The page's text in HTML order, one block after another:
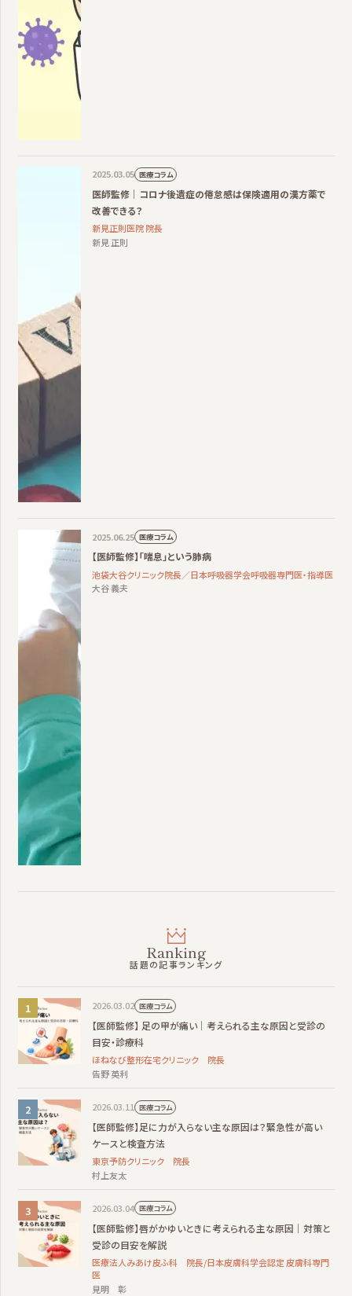
2025.03.05 医療コラム
医師監修｜コロナ後遺症の倦怠感は保険適用の漢方薬で
改善できる？
新見正則医院 院長
新見 正則
2025.06.25 医療コラム
【医師監修】「喘息」という肺病
池袋大谷クリニック院長／日本呼吸器学会呼吸器専門医・指導医
大谷 義夫
Ranking
話題の記事ランキング
2026.03.02 医療コラム
【医師監修】 足の甲が痛い｜考えられる主な原因と受診の
目安・診療科
ほねなび整形在宅クリニック 院長
告野 英利
2026.03.11 医療コラム
【医師監修】足に力が入らない主な原因は？緊急性が高い
ケースと検査方法
東京予防クリニック 院長
村上友太
2026.03.04 医療コラム
【医師監修】唇がかゆいときに考えられる主な原因｜対策と
受診の目安を解説
医療法人みあけ皮ふ科 院長/日本皮膚科学会認定 皮膚科専門
医
見明 彰